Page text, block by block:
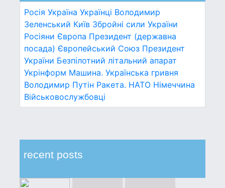
Росія Україна Українці Володимир
Зеленський Київ Збройні сили України
Росіяни Європа Президент (державна
посада) Європейський Союз Президент
України Безпілотний літальний апарат
Укрінформ Машина. Українська гривня
Володимир Путін Ракета. НАТО Німеччина
Військовослужбовці
recent posts